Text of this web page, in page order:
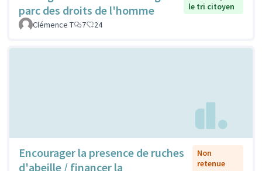
parc des droits de l'homme
le tri citoyen
Clémence T
7 24
Encourager la presence de ruches
d'abeille / financer la
Non
retenue